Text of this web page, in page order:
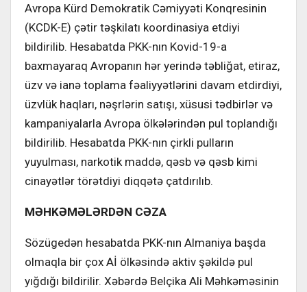
Avropa Kürd Demokratik Cəmiyyəti Konqresinin
(KCDK-E) çətir təşkilatı koordinasiya etdiyi
bildirilib. Hesabatda PKK-nın Kovid-19-a
baxmayaraq Avropanın hər yerində təbliğat, etiraz,
üzv və ianə toplama fəaliyyətlərini davam etdirdiyi,
üzvlük haqları, nəşrlərin satışı, xüsusi tədbirlər və
kampaniyalarla Avropa ölkələrindən pul toplandığı
bildirilib. Hesabatda PKK-nın çirkli pulların
yuyulması, narkotik maddə, qəsb və qəsb kimi
cinayətlər törətdiyi diqqətə çatdırılıb.
MƏHKƏMƏLƏRDƏN CƏZA
Sözügedən hesabatda PKK-nın Almaniya başda
olmaqla bir çox Aİ ölkəsində aktiv şəkildə pul
yığdığı bildirilir. Xəbərdə Belçika Ali Məhkəməsinin